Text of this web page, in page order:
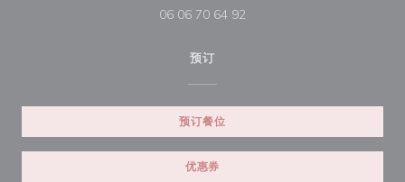
06 06 70 64 92
预订
预订餐位
优惠券